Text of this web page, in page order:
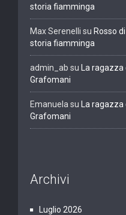
storia fiamminga
Max Serenelli su Rosso
storia fiamminga
admin_ab su
La
Grafomani
Emanuela su
La
Grafomani
Archivi
Luglio 2026